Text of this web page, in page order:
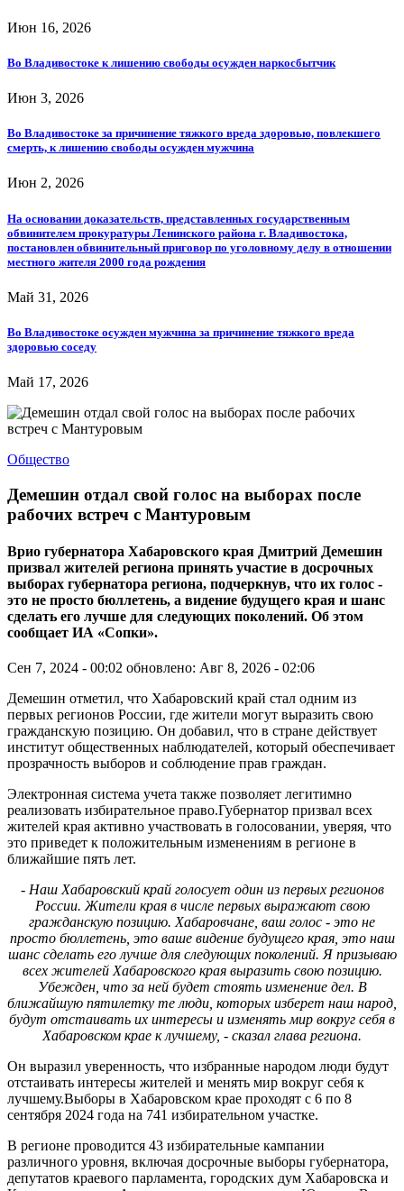
Июн 16, 2026
Во Владивостоке к лишению свободы осужден наркосбытчик
Июн 3, 2026
Во Владивостоке за причинение тяжкого вреда здоровью, повлекшего
смерть, к лишению свободы осужден мужчина
Июн 2, 2026
На основании доказательств, представленных государственным
обвинителем прокуратуры Ленинского района г. Владивостока,
постановлен обвинительный приговор по уголовному делу в отношении
местного жителя 2000 года рождения
Май 31, 2026
Во Владивостоке осужден мужчина за причинение тяжкого вреда
здоровью соседу
Май 17, 2026
Общество
Демешин отдал свой голос на выборах после
рабочих встреч с Мантуровым
Врио губернатора Хабаровского края Дмитрий Демешин
призвал жителей региона принять участие в досрочных
выборах губернатора региона, подчеркнув, что их голос -
это не просто бюллетень, а видение будущего края и шанс
сделать его лучше для следующих поколений. Об этом
сообщает ИА «Сопки».
Сен 7, 2024 - 00:02 обновлено: Авг 8, 2026 - 02:06
Демешин отметил, что Хабаровский край стал одним из
первых регионов России, где жители могут выразить свою
гражданскую позицию. Он добавил, что в стране действует
институт общественных наблюдателей, который обеспечивает
прозрачность выборов и соблюдение прав граждан.
Электронная система учета также позволяет легитимно
реализовать избирательное право.Губернатор призвал всех
жителей края активно участвовать в голосовании, уверяя, что
это приведет к положительным изменениям в регионе в
ближайшие пять лет.
- Наш Хабаровский край голосует один из первых регионов
России. Жители края в числе первых выражают свою
гражданскую позицию. Хабаровчане, ваш голос - это не
просто бюллетень, это ваше видение будущего края, это наш
шанс сделать его лучше для следующих поколений. Я призываю
всех жителей Хабаровского края выразить свою позицию.
Убежден, что за ней будет стоять изменение дел. В
ближайшую пятилетку те люди, которых изберет наш народ,
будут отстаивать их интересы и изменять мир вокруг себя в
Хабаровском крае к лучшему, - сказал глава региона.
Он выразил уверенность, что избранные народом люди будут
отстаивать интересы жителей и менять мир вокруг себя к
лучшему.Выборы в Хабаровском крае проходят с 6 по 8
сентября 2024 года на 741 избирательном участке.
В регионе проводится 43 избирательные кампании
различного уровня, включая досрочные выборы губернатора,
депутатов краевого парламента, городских дум Хабаровска и